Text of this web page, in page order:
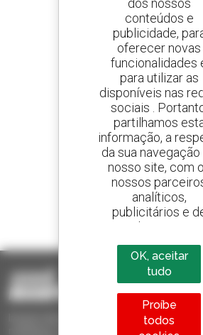
Crie os seus alertas
e receba anúncios de
800
A Manitou em todo o
1 em cada 4
vendido no mundo é um
Invia le richieste a più concessionari
notifiche in base agli alert impostati. Tutto
dos nossos
conteúdos e
publicidade,
oferecer novas
funcionalidades
para utilizar as
disponíveis nas
sociais .
partilhamos
informação, a
da sua navegação
nosso site, com
nossos
analíticos,
publicitários e
redes sociais
OK, aceitar
tudo
Proíbe
todos